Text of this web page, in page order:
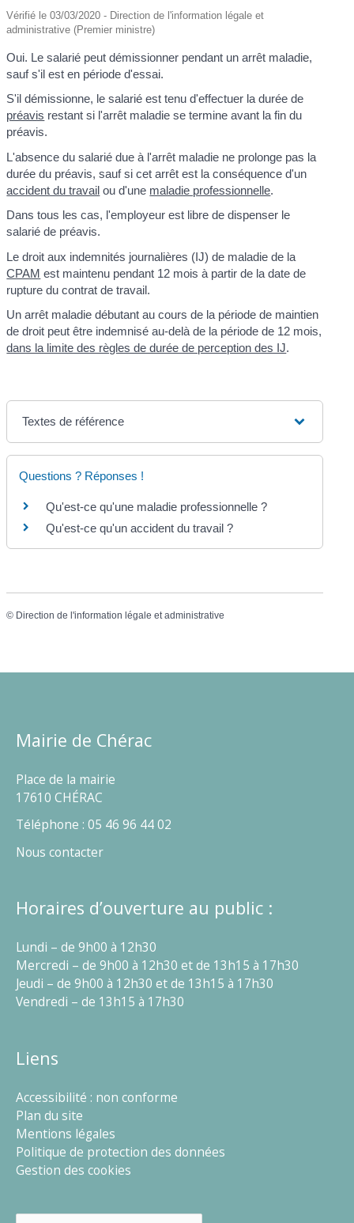
Vérifié le 03/03/2020 - Direction de l'information légale et
administrative (Premier ministre)
Oui. Le salarié peut démissionner pendant un arrêt maladie,
sauf s'il est en période d'essai.
S'il démissionne, le salarié est tenu d'effectuer la durée de
préavis restant si l'arrêt maladie se termine avant la fin du
préavis.
L'absence du salarié due à l'arrêt maladie ne prolonge pas la
durée du préavis, sauf si cet arrêt est la conséquence d'un
accident du travail ou d'une maladie professionnelle.
Dans tous les cas, l'employeur est libre de dispenser le
salarié de préavis.
Le droit aux indemnités journalières (IJ) de maladie de la
CPAM est maintenu pendant 12 mois à partir de la date de
rupture du contrat de travail.
Un arrêt maladie débutant au cours de la période de maintien
de droit peut être indemnisé au-delà de la période de 12 mois,
dans la limite des règles de durée de perception des IJ.
Textes de référence
Questions ? Réponses !
Qu'est-ce qu'une maladie professionnelle ?
Qu'est-ce qu'un accident du travail ?
© Direction de l'information légale et administrative
Mairie de Chérac
Place de la mairie
17610 CHÉRAC
Téléphone : 05 46 96 44 02
Nous contacter
Horaires d’ouverture au public :
Lundi – de 9h00 à 12h30
Mercredi – de 9h00 à 12h30 et de 13h15 à 17h30
Jeudi – de 9h00 à 12h30 et de 13h15 à 17h30
Vendredi – de 13h15 à 17h30
Liens
Accessibilité : non conforme
Plan du site
Mentions légales
Politique de protection des données
Gestion des cookies